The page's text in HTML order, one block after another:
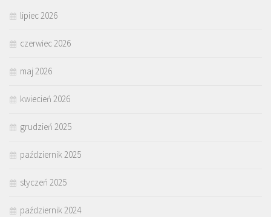
lipiec 2026
czerwiec 2026
maj 2026
kwiecień 2026
grudzień 2025
październik 2025
styczeń 2025
październik 2024